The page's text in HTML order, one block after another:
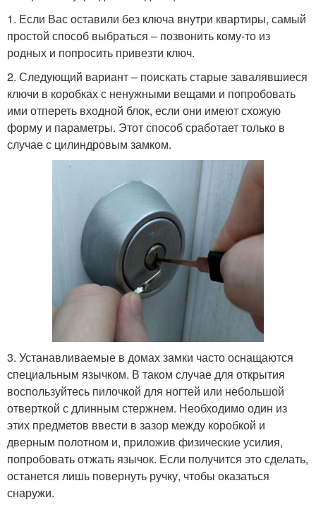
1. Если Вас оставили без ключа внутри квартиры, самый
простой способ выбраться – позвонить кому-то из
родных и попросить привезти ключ.
2. Следующий вариант – поискать старые завалявшиеся
ключи в коробках с ненужными вещами и попробовать
ими отпереть входной блок, если они имеют схожую
форму и параметры. Этот способ сработает только в
случае с цилиндровым замком.
3. Устанавливаемые в домах замки часто оснащаются
специальным язычком. В таком случае для открытия
воспользуйтесь пилочкой для ногтей или небольшой
отверткой с длинным стержнем. Необходимо один из
этих предметов ввести в зазор между коробкой и
дверным полотном и, приложив физические усилия,
попробовать отжать язычок. Если получится это сделать,
останется лишь повернуть ручку, чтобы оказаться
снаружи.